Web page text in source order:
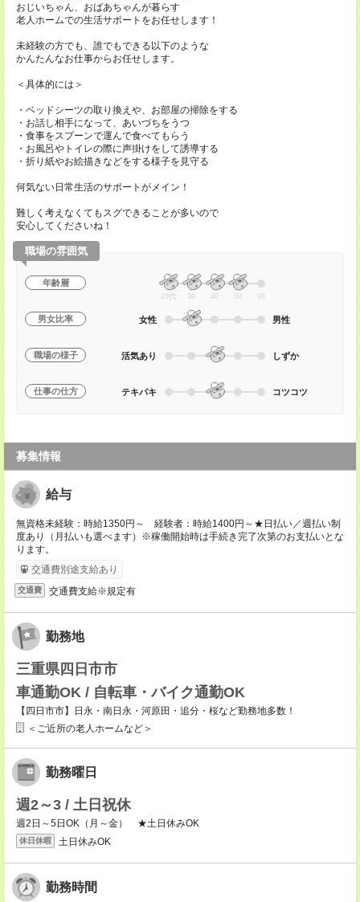
おじいちゃん、おばあちゃんが暮らす
老人ホームでの生活サポートをお任せします！
未経験の方でも、誰でもできる以下のような
かんたんなお仕事からお任せします。
＜具体的には＞
・ベッドシーツの取り換えや、お部屋の掃除をする
・お話し相手になって、あいづちをうつ
・食事をスプーンで運んで食べてもらう
・お風呂やトイレの際に声掛けをして誘導する
・折り紙やお絵描きなどをする様子を見守る
何気ない日常生活のサポートがメイン！
難しく考えなくてもスグできることが多いので
安心してくださいね！
職場の雰囲気
年齢層
20代 30 40 50 60
男女比率 女性 男性
職場の様子 活気あり しずか
仕事の仕方 テキパキ コツコツ
募集情報
給与
無資格未経験：時給1350円～ 経験者：時給1400円～★日払い／週払い制
度あり（月払いも選べます）※稼働開始時は手続き完了次第のお支払いとな
ります。
交通費別途支給あり
交通費 交通費支給※規定有
勤務地
三重県四日市市
車通勤OK / 自転車・バイク通勤OK
【四日市市】日永・南日永・河原田・追分・桜など勤務地多数！
＜ご近所の老人ホームなど＞
勤務曜日
週2～3 / 土日祝休
週2日～5日OK（月～金） ★土日休みOK
休日休暇 土日休みOK
勤務時間